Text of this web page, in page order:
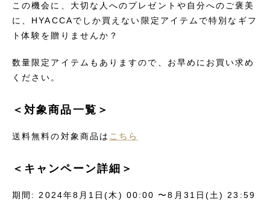
この機会に、大切な人へのプレゼントや自分へのご褒美
に、HYACCAでしか買えない限定アイテムで特別なギフ
ト体験を贈りませんか？
数量限定アイテムもありますので、お早めにお買い求め
ください。
＜対象商品一覧＞
送料無料の対象商品は こちら
＜キャンペーン詳細＞
期間: 2024年8月1日(木) 00:00 〜8月31日(土) 23:59